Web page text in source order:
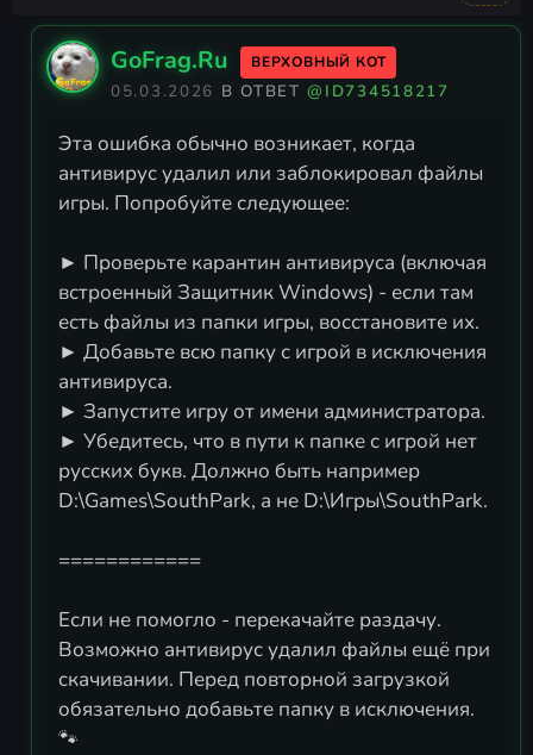
GoFrag.Ru ВЕРХОВНЫЙ КОТ
05.03.2026 В ОТВЕТ@ID734518217
Эта ошибка обычно возникает, когда
антивирус удалил или заблокировал файлы
игры. Попробуйте следующее:
► Проверьте карантин антивируса (включая
встроенный Защитник Windows) - если там
есть файлы из папки игры, восстановите их.
► Добавьте всю папку с игрой в исключения
антивируса.
► Запустите игру от имени администратора.
► Убедитесь, что в пути к папке с игрой нет
русских букв. Должно быть например
D:\Games\SouthPark, а не D:\Игры\SouthPark.
============
Если не помогло - перекачайте раздачу.
Возможно антивирус удалил файлы ещё при
скачивании. Перед повторной загрузкой
обязательно добавьте папку в исключения.
🐾